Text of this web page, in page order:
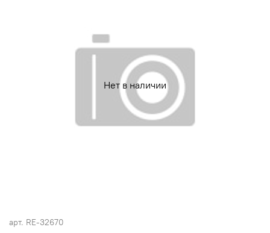
Нет в наличии
арт. RE-32670